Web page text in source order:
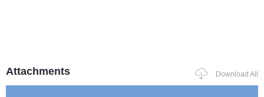
Attachments Download All